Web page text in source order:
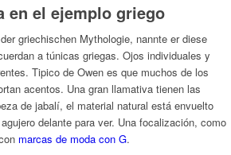
en el ejemplo griego
griechischen Mythologie, nannte er diese
a túnicas griegas. Ojos individuales y
Tipico de Owen es que muchos de los
acentos. Una gran llamativa tienen las
de jabalí, el material natural está envuelto
delante para ver. Una focalización, como
marcas de moda con G.